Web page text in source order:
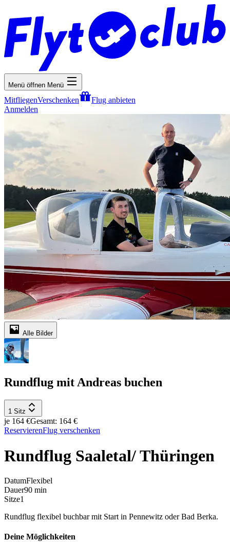
Menü öffnen Menü
MitfliegenVerschenken
Flug anbieten
Anmelden
Alle Bilder
Rundflug mit Andreas buchen
1 Sitz
je 164 €Gesamt: 164 €
ReservierenFlug verschenken
Rundflug Saaletal/ Thüringen
DatumFlexibel
Dauer90 min
Sitze1
Rundflug flexibel buchbar mit Start in Pennewitz oder Bad Berka.
Deine Möglichkeiten